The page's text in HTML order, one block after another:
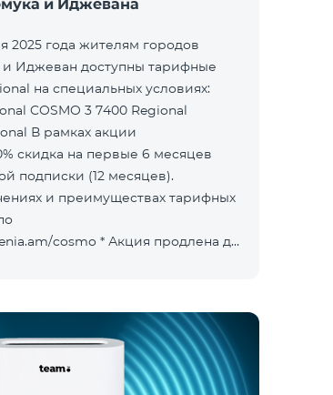
и Иджевана
2025 года жителям городов
Иджеван доступны тарифные
на специальных условиях:
COSMO 3 7400 Regional
акции
скидка на первые 6 месяцев
подписки (12 месяцев).
и преимуществах тарифных
* Акция продлена до